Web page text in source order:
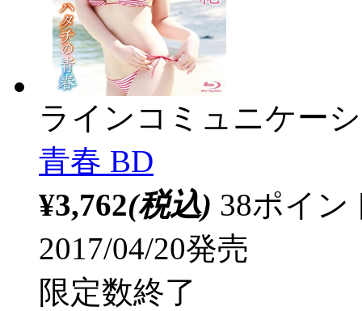
ラインコミュニケー
青春 BD
¥3,762(税込) 38ポイ
2017/04/20発売
限定数終了